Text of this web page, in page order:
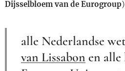
Dijsselbloem van de Eurogroup
alle Nederlandse
van Lissabon en